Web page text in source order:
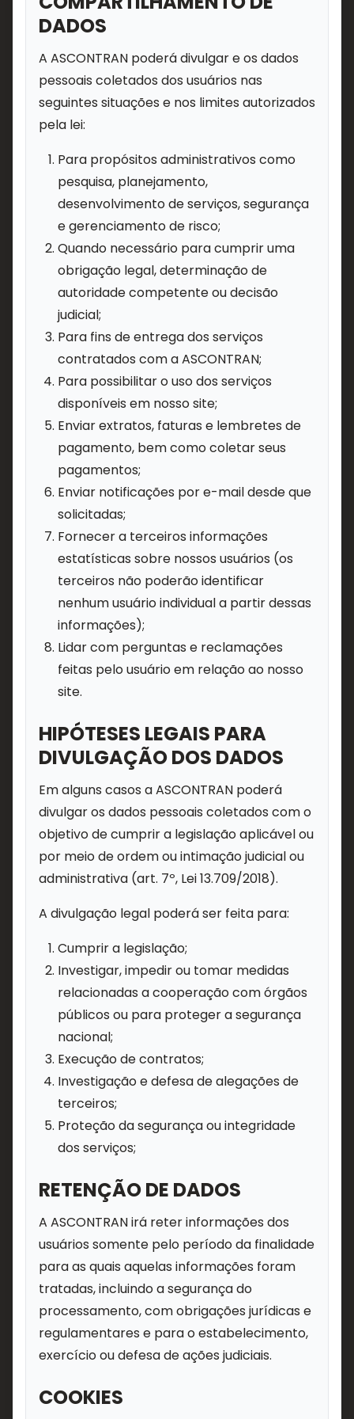
DADOS
A ASCONTRAN poderá divulgar e os dados
pessoais coletados dos usuários nas
seguintes situações e nos limites autorizados
pela lei:
Para propósitos administrativos como
pesquisa, planejamento,
desenvolvimento de serviços, segurança
e gerenciamento de risco;
Quando necessário para cumprir uma
obrigação legal, determinação de
autoridade competente ou decisão
judicial;
Para fins de entrega dos serviços
contratados com a ASCONTRAN;
Para possibilitar o uso dos serviços
disponíveis em nosso site;
Enviar extratos, faturas e lembretes de
pagamento, bem como coletar seus
pagamentos;
Enviar notificações por e-mail desde que
solicitadas;
Fornecer a terceiros informações
estatísticas sobre nossos usuários (os
terceiros não poderão identificar
nenhum usuário individual a partir dessas
informações);
Lidar com perguntas e reclamações
feitas pelo usuário em relação ao nosso
site.
HIPÓTESES LEGAIS PARA
DIVULGAÇÃO DOS DADOS
Em alguns casos a ASCONTRAN poderá
divulgar os dados pessoais coletados com o
objetivo de cumprir a legislação aplicável ou
por meio de ordem ou intimação judicial ou
administrativa (art. 7º, Lei 13.709/2018).
A divulgação legal poderá ser feita para:
Cumprir a legislação;
Investigar, impedir ou tomar medidas
relacionadas a cooperação com órgãos
públicos ou para proteger a segurança
nacional;
Execução de contratos;
Investigação e defesa de alegações de
terceiros;
Proteção da segurança ou integridade
dos serviços;
RETENÇÃO DE DADOS
A ASCONTRAN irá reter informações dos
usuários somente pelo período da finalidade
para as quais aquelas informações foram
tratadas, incluindo a segurança do
processamento, com obrigações jurídicas e
regulamentares e para o estabelecimento,
exercício ou defesa de ações judiciais.
COOKIES